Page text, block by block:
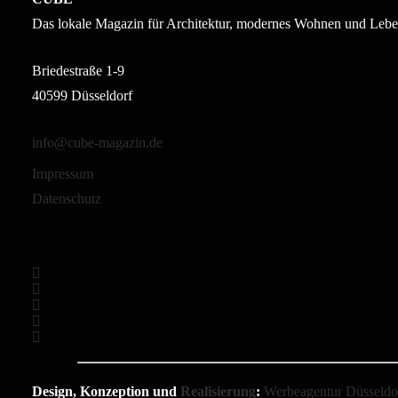
Das lokale Magazin für Architektur, modernes Wohnen und
Briedestraße 1-9
40599 Düsseldorf
info@cube-magazin.de
Impressum
Datenschutz
Design, Konzeption und Realisierung: Werbeagentur